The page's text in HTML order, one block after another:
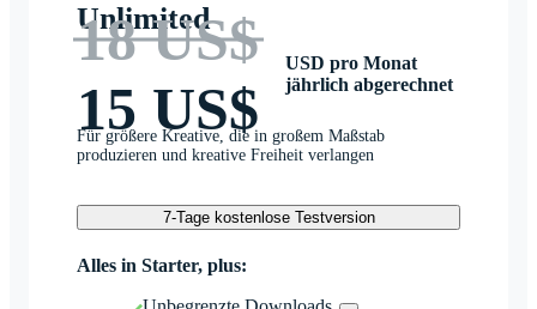
Unlimited
18 US$
15 US$
USD pro Monat
jährlich abgerechnet
Für größere Kreative, die in großem Maßstab
produzieren und kreative Freiheit verlangen
7-Tage kostenlose Testversion
Alles in Starter, plus: